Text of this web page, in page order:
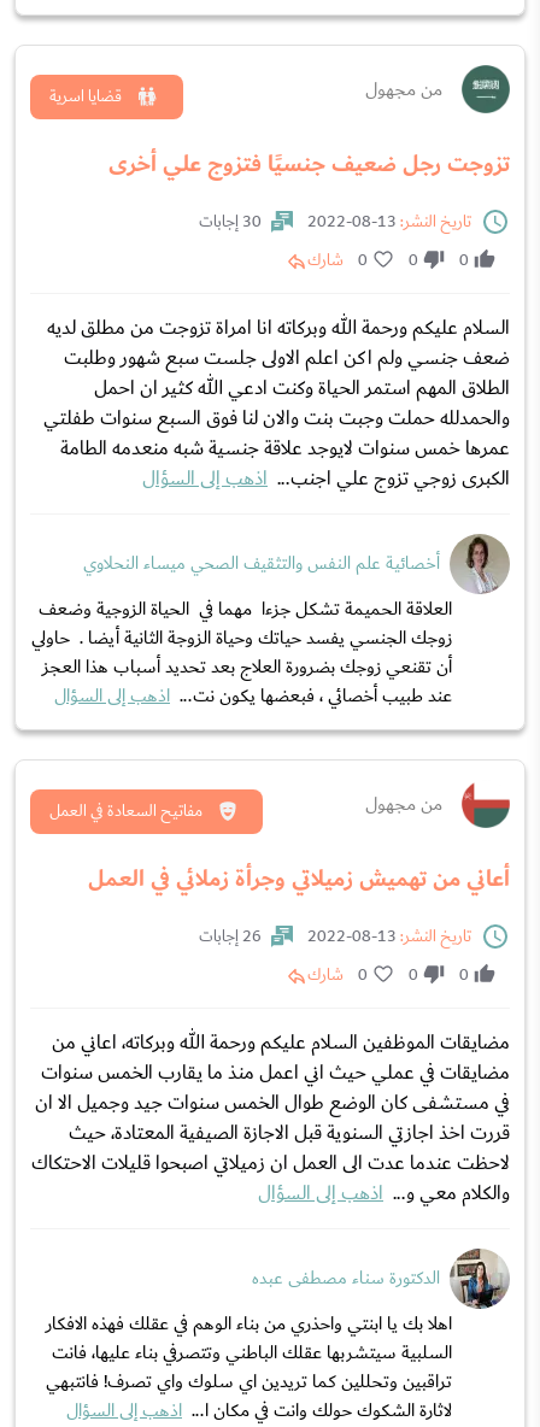
من مجهول
تزوجت رجل ضعيف جنسيًا فتزوج علي أخرى
قضايا اسرية
تاريخ النشر:
30 إجابات
0
0
0 شارك
السلام عليكم ورحمة الله وبركاته انا امراة تزوجت من مطلق لديه
ضعف جنسي ولم اكن اعلم الاولى جلست سبع شهور وطلبت
الطلاق المهم استمر الحياة وكنت ادعي الله كثير ان احمل
والحمدلله حملت وجبت بنت والان لنا فوق السبع سنوات طفلتي
عمرها خمس سنوات لايوجد علاقة جنسية شبه منعدمه الطامة
الكبرى زوجي تزوج علي اجنب... اذهب إلى السؤال
أخصائية علم النفس والتثقيف الصحي ميساء النحلاوي
العلاقة الحميمة تشكل جزءا مهما في الحياة الزوجية وضعف
زوجك الجنسي يفسد حياتك وحياة الزوجة الثانية أيضا . حاولي
أن تقنعي زوجك بضرورة العلاج بعد تحديد أسباب هذا العجز
عند طبيب أخصائي ، فبعضها يكون نت... اذهب إلى السؤال
من مجهول
أعاني من تهميش زميلاتي وجرأة زملائي في العمل
مفاتيح السعادة في العمل
تاريخ النشر:
26 إجابات
0
0
0 شارك
مضايقات الموظفين السلام عليكم ورحمة الله وبركاته، اعاني من
مضايقات في عملي حيث اني اعمل منذ ما يقارب الخمس سنوات
في مستشفى كان الوضع طوال الخمس سنوات جيد وجميل الا ان
قررت اخذ اجازتي السنوية قبل الاجازة الصيفية المعتادة، حيث
لاحظت عندما عدت الى العمل ان زميلاتي اصبحوا قليلات الاحتكاك
والكلام معي و... اذهب إلى السؤال
الدكتورة سناء مصطفى عبده
اهلا بك يا ابنتي واحذري من بناء الوهم في عقلك فهذه الافكار
السلبية سيتشربها عقلك الباطني وتتصرفي بناء عليها، فانت
تراقبين وتحللين كما تريدين اي سلوك واي تصرف! فانتبهي
لاثارة الشكوك حولك وانت في مكان ا... اذهب إلى السؤال